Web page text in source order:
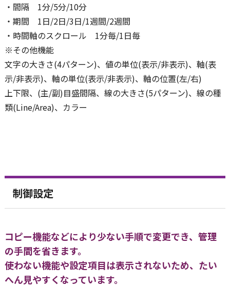
・間隔 1分/5分/10分
・期間 1日/2日/3日/1週間/2週間
・時間軸のスクロール 1分毎/1日毎
※その他機能
文字の大きさ(4パターン)、値の単位(表示/非表示)、軸(表
示/非表示)、軸の単位(表示/非表示)、軸の位置(左/右)
上下限、(主/副)目盛間隔、線の大きさ(5パターン)、線の種
類(Line/Area)、カラー
制御設定
コピー機能などにより少ない手順で変更でき、管理
の手間を省きます。
使わない機能や設定項目は表示されないため、たい
へん見やすくなっています。